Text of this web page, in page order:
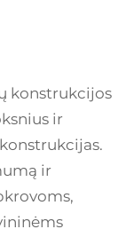
konstrukcijos
ir
ir